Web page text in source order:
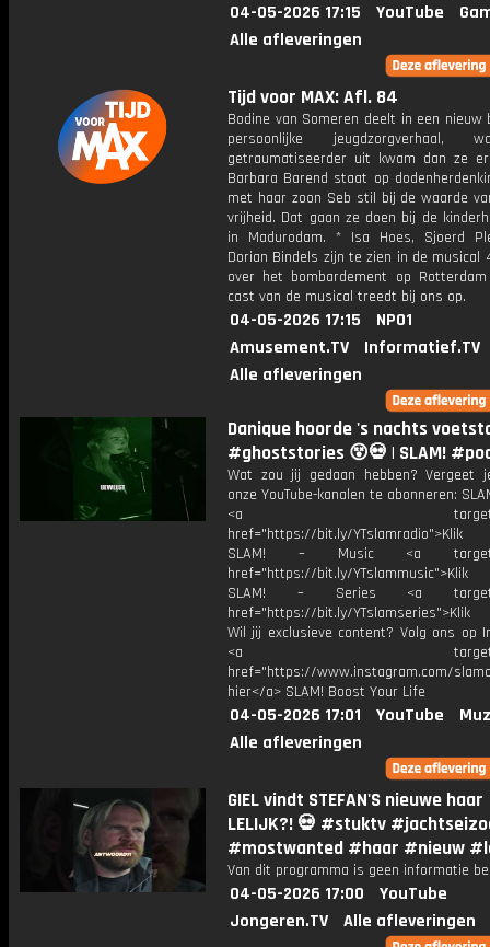
04-05-2026 17:15 YouTube
Alle afleveringen
Tijd voor MAX: Afl. 84
Bodine van Someren deelt in een nieuw
persoonlijke jeugdzorgverhaal,
getraumatiseerder uit kwam dan ze
Barbara Barend staat op
met haar zoon Seb stil bij de waarde
vrijheid. Dat gaan ze doen bij de
in Madurodam. * Isa Hoes, Sjoerd
Dorian Bindels zijn te zien in de musical
over het bombardement op
cast van de musical treedt bij ons op.
04-05-2026 17:15
NPO1
Amusement.TV
Informatief.TV
Alle afleveringen
Danique hoorde 's nachts
#ghoststories 😵💀 | SLAM!
Wat zou jij gedaan hebben? Vergeet
onze YouTube-kanalen te abonneren:
<a
href="https://bit.ly/
SLAM! – Music <a
href="https://bit.ly/
SLAM! – Series <a
href="https://bit.ly/
Wil jij exclusieve content? Volg ons op
<a
href="https://www.instagram.com/
hier</a> SLAM! Boost Your Life
04-05-2026 17:01 YouTube
Alle afleveringen
GIEL vindt STEFAN'S nieuwe haar
LELIJK?! 💀 #stuktv
#mostwanted #haar #nieuw
Van dit programma is geen informatie
04-05-2026 17:00
YouTube
Jongeren.TV
Alle afleveringen